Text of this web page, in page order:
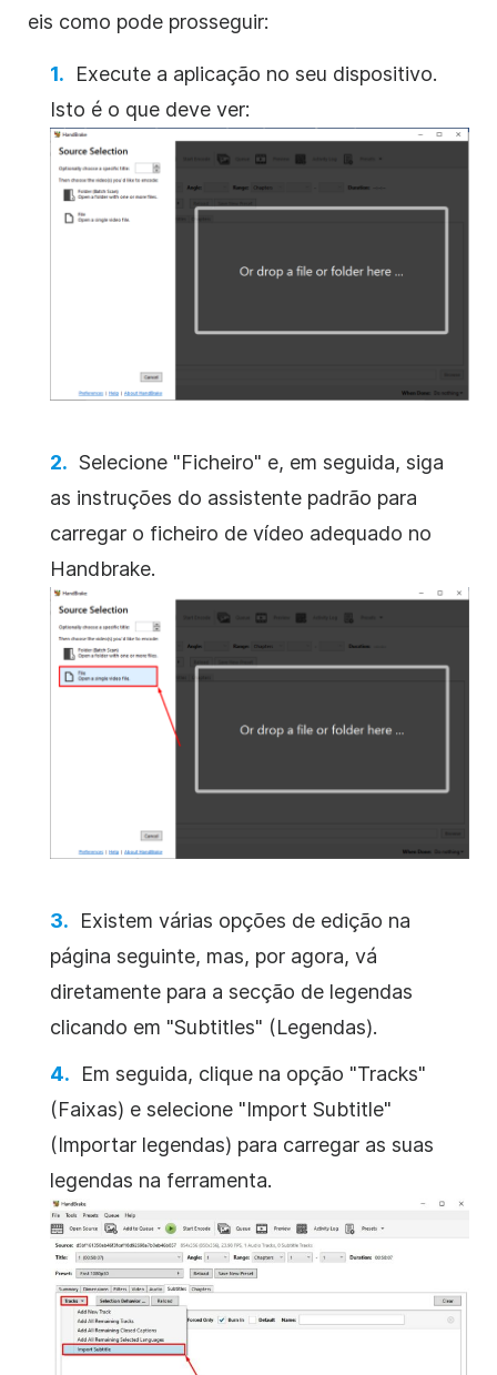
eis como pode prosseguir:
Execute a aplicação no seu dispositivo.
Isto é o que deve ver:
Selecione "Ficheiro" e, em seguida, siga
as instruções do assistente padrão para
carregar o ficheiro de vídeo adequado no
Handbrake.
Existem várias opções de edição na
página seguinte, mas, por agora, vá
diretamente para a secção de legendas
clicando em "Subtitles" (Legendas).
Em seguida, clique na opção "Tracks"
(Faixas) e selecione "Import Subtitle"
(Importar legendas) para carregar as suas
legendas na ferramenta.